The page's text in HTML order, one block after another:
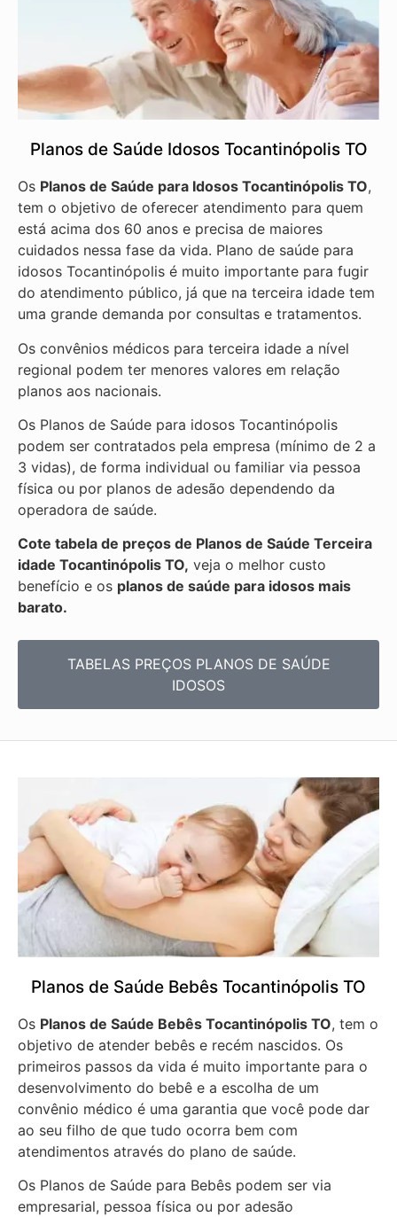
Planos de Saúde Idosos Tocantinópolis TO
Os Planos de Saúde para Idosos Tocantinópolis TO,
tem o objetivo de oferecer atendimento para quem
está acima dos 60 anos e precisa de maiores
cuidados nessa fase da vida. Plano de saúde para
idosos Tocantinópolis é muito importante para fugir
do atendimento público, já que na terceira idade tem
uma grande demanda por consultas e tratamentos.
Os convênios médicos para terceira idade a nível
regional podem ter menores valores em relação
planos aos nacionais.
Os Planos de Saúde para idosos Tocantinópolis
podem ser contratados pela empresa (mínimo de 2 a
3 vidas), de forma individual ou familiar via pessoa
física ou por planos de adesão dependendo da
operadora de saúde.
Cote tabela de preços de Planos de Saúde Terceira
idade Tocantinópolis TO, veja o melhor custo
benefício e os planos de saúde para idosos mais
barato.
TABELAS PREÇOS PLANOS DE SAÚDE
IDOSOS
Planos de Saúde Bebês Tocantinópolis TO
Os Planos de Saúde Bebês Tocantinópolis TO, tem o
objetivo de atender bebês e recém nascidos. Os
primeiros passos da vida é muito importante para o
desenvolvimento do bebê e a escolha de um
convênio médico é uma garantia que você pode dar
ao seu filho de que tudo ocorra bem com
atendimentos através do plano de saúde.
Os Planos de Saúde para Bebês podem ser via
empresarial, pessoa física ou por adesão